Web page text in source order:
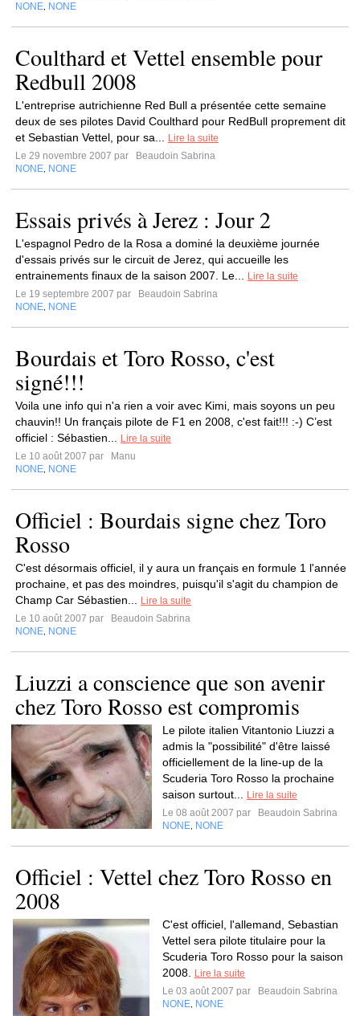
NONE NONE
Coulthard et Vettel ensemble pour
Redbull 2008
L'entreprise autrichienne Red Bull a présentée cette semaine
deux de ses pilotes David Coulthard pour RedBull proprement dit
et Sebastian Vettel, pour sa...
Lire la suite
Le 29 novembre 2007 par
Beaudoin Sabrina
NONE NONE
Essais privés à Jerez : Jour 2
L'espagnol Pedro de la Rosa a dominé la deuxième journée
d'essais privés sur le circuit de Jerez, qui accueille les
entrainements finaux de la saison 2007. Le...
Lire la suite
Le 19 septembre 2007 par
Beaudoin Sabrina
NONE NONE
Bourdais et Toro Rosso, c'est
signé!!!
Voila une info qui n'a rien a voir avec Kimi, mais soyons un peu
chauvin!! Un français pilote de F1 en 2008, c'est fait!!! :-) C’est
officiel : Sébastien...
Lire la suite
Le 10 août 2007 par
Manu
NONE NONE
Officiel : Bourdais signe chez Toro
Rosso
C'est désormais officiel, il y aura un français en formule 1 l'année
prochaine, et pas des moindres, puisqu'il s'agit du champion de
Champ Car Sébastien...
Lire la suite
Le 10 août 2007 par
Beaudoin Sabrina
NONE NONE
Liuzzi a conscience que son avenir
chez Toro Rosso est compromis
Le pilote italien Vitantonio Liuzzi a
admis la "possibilité" d'être laissé
officiellement de la line-up de la
Scuderia Toro Rosso la prochaine
saison surtout...
Lire la suite
Le 08 août 2007 par
Beaudoin Sabrina
NONE NONE
Officiel : Vettel chez Toro Rosso en
2008
C'est officiel, l'allemand, Sebastian
Vettel sera pilote titulaire pour la
Scuderia Toro Rosso pour la saison
2008.
Lire la suite
Le 03 août 2007 par
Beaudoin Sabrina
NONE NONE